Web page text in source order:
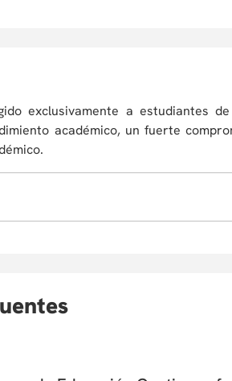
exclusivamente a estudiantes
académico, un fuerte
organizacional, pensamiento